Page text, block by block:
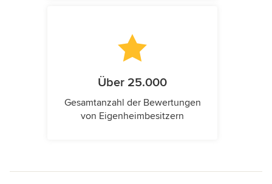
Über 25.000
Gesamtanzahl der Bewertungen
von Eigenheimbesitzern